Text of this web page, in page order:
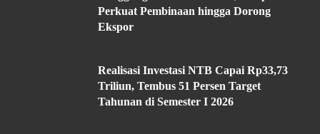
Perkuat Pembinaan hingga Dorong
Ekspor
Realisasi Investasi NTB Capai Rp33,73
Triliun, Tembus 51 Persen Target
Tahunan di Semester I 2026